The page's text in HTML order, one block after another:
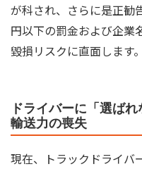
が科され、さらに是正勧
円以下の罰金および企業
毀損リスクに直面します。
ドライバーに「選ば
輸送力の喪失
現在、トラックドライバ